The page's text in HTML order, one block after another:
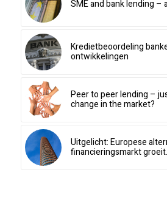
SME and bank lending –
Kredietbeoordeling
ontwikkelingen
Peer to peer lending –
change in the market?
Uitgelicht: Europese
financieringsmarkt groeit.